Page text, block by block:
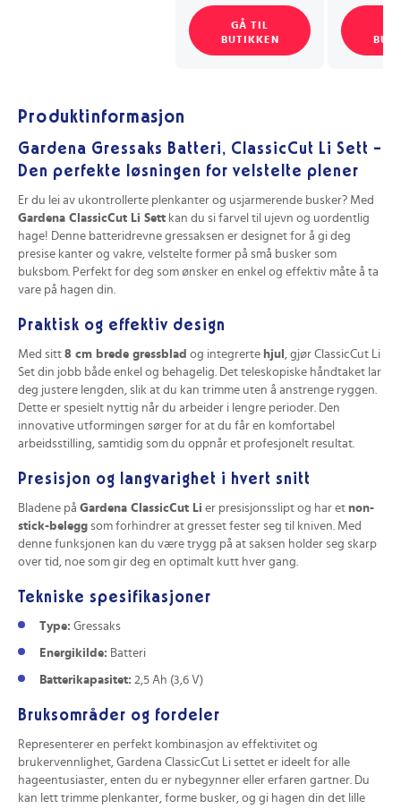
GÅ TIL
BUTIKKEN
Produktinformasjon
Gardena Gressaks Batteri, ClassicCut Li Sett –
Den perfekte løsningen for velstelte plener
Er du lei av ukontrollerte plenkanter og usjarmerende busker? Med
Gardena ClassicCut Li Sett kan du si farvel til ujevn og uordentlig
hage! Denne batteridrevne gressaksen er designet for å gi deg
presise kanter og vakre, velstelte former på små busker som
buksbom. Perfekt for deg som ønsker en enkel og effektiv måte å ta
vare på hagen din.
Praktisk og effektiv design
Med sitt 8 cm brede gressblad og integrerte hjul
, gjør ClassicCut Li
Set din jobb både enkel og behagelig. Det teleskopiske håndtaket lar
deg justere lengden, slik at du kan trimme uten å anstrenge ryggen.
Dette er spesielt nyttig når du arbeider i lengre perioder. Den
innovative utformingen sørger for at du får en komfortabel
arbeidsstilling, samtidig som du oppnår et profesjonelt resultat.
Presisjon og langvarighet i hvert snitt
Bladene på Gardena ClassicCut Li er presisjonsslipt og har et non-
stick-belegg som forhindrer at gresset fester seg til kniven. Med
denne funksjonen kan du være trygg på at saksen holder seg skarp
over tid, noe som gir deg en optimalt kutt hver gang.
Tekniske spesifikasjoner
Type: Gressaks
Energikilde: Batteri
Batterikapasitet: 2,5 Ah (3,6 V)
Bruksområder og fordeler
Representerer en perfekt kombinasjon av effektivitet og
brukervennlighet, Gardena ClassicCut Li settet er ideelt for alle
hageentusiaster, enten du er nybegynner eller erfaren gartner. Du
kan lett trimme plenkanter, forme busker, og gi hagen din det lille